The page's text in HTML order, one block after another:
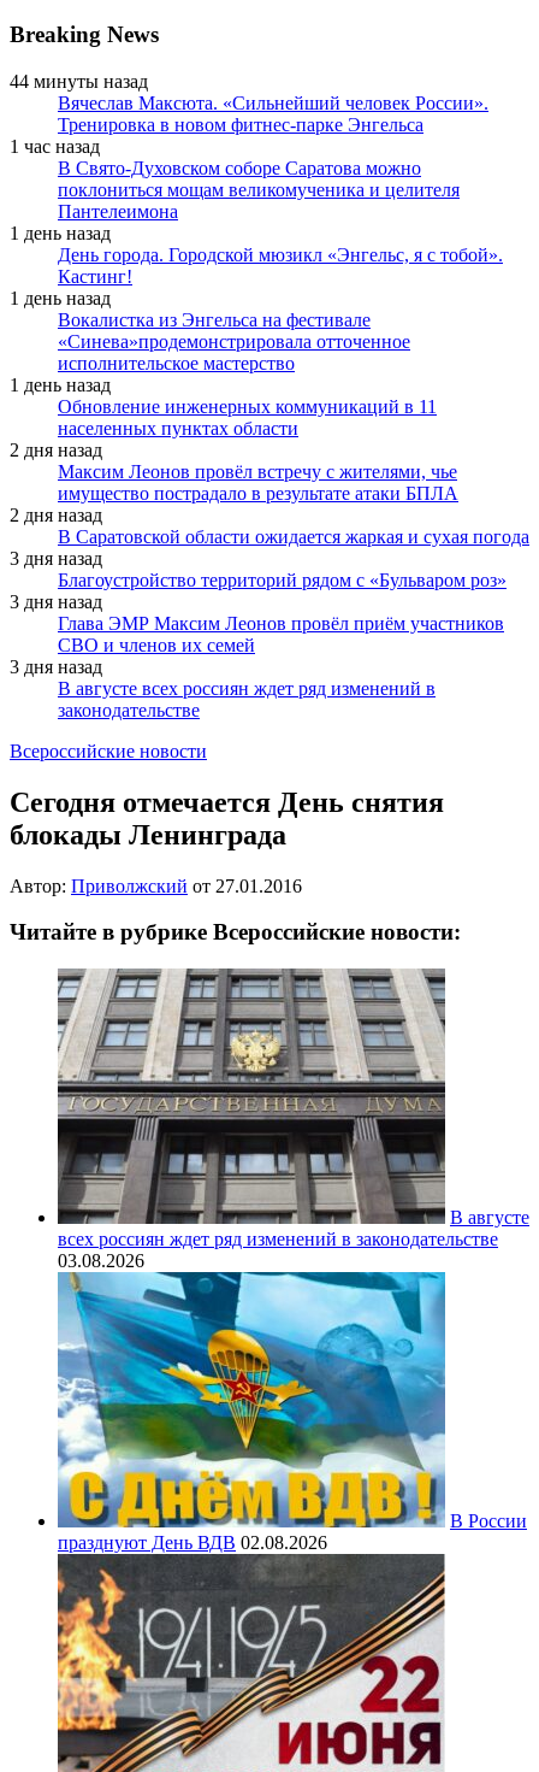
Breaking News
44 минуты назад
Вячеслав Максюта. «Сильнейший человек России».
Тренировка в новом фитнес-парке Энгельса
1 час назад
В Свято-Духовском соборе Саратова можно
поклониться мощам великомученика и целителя
Пантелеимона
1 день назад
День города. Городской мюзикл «Энгельс, я с тобой».
Кастинг!
1 день назад
Вокалистка из Энгельса на фестивале
«Синева»продемонстрировала отточенное
исполнительское мастерство
1 день назад
Обновление инженерных коммуникаций в 11
населенных пунктах области
2 дня назад
Максим Леонов провёл встречу с жителями, чье
имущество пострадало в результате атаки БПЛА
2 дня назад
В Саратовской области ожидается жаркая и сухая погода
3 дня назад
Благоустройство территорий рядом с «Бульваром роз»
3 дня назад
Глава ЭМР Максим Леонов провёл приём участников
СВО и членов их семей
3 дня назад
В августе всех россиян ждет ряд изменений в
законодательстве
Всероссийские новости
Сегодня отмечается День снятия
блокады Ленинграда
Автор: Приволжский от 27.01.2016
Читайте в рубрике Всероссийские новости:
В августе
всех россиян ждет ряд изменений в законодательстве
03.08.2026
В России
празднуют День ВДВ 02.08.2026